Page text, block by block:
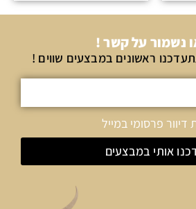
נשמור על קשר !
ראשונים במבצעים שווים !
פרסומי במייל
אותי במבצעים